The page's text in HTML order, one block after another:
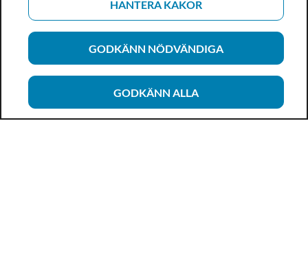
HANTERA KAKOR
GODKÄNN NÖDVÄNDIGA
GODKÄNN ALLA